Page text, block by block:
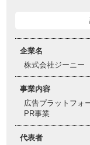
企業名
株式会社ジーニー
事業内容
広告プラットフォ
PR事業
代表者